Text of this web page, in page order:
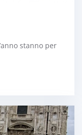
stanno per